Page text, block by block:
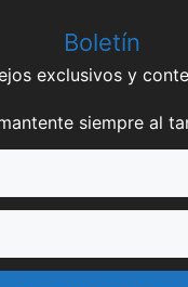
Boletín
exclusivos y
siempre al